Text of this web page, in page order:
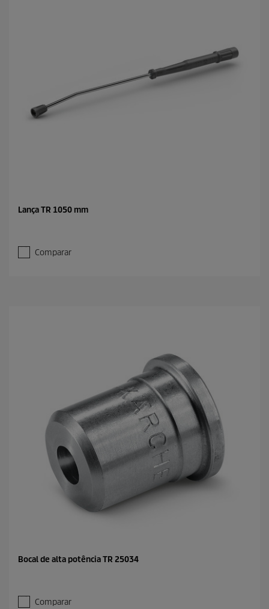
Lança TR 1050 mm
Comparar
Bocal de alta potência TR 25034
Comparar